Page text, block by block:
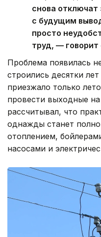
снова отключат
с будущим
просто
труд, — говорит
Проблема появилась
строились десятки
приезжало только
провести выходные
рассчитывал, что
однажды станет
отоплением,
насосами и